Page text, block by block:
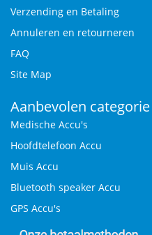
Verzending en Betaling
Annuleren en retourneren
FAQ
Site Map
Aanbevolen categorie
Medische Accu's
Hoofdtelefoon Accu
Muis Accu
Bluetooth speaker Accu
GPS Accu's